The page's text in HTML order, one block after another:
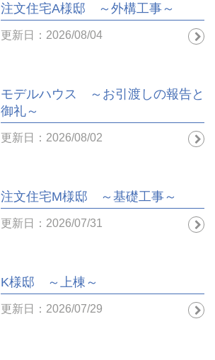
注文住宅A様邸 ～外構工事～
更新日：2026/08/04
モデルハウス ～お引渡しの報告と
御礼～
更新日：2026/08/02
注文住宅M様邸 ～基礎工事～
更新日：2026/07/31
K様邸 ～上棟～
更新日：2026/07/29